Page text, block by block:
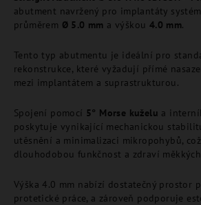
abutment navržený pro implantáty
průměrem Ø 5.0 mm a výškou 4.0 mm.
Tento typ abutmentu je ideální pro
rekonstrukce, které vyžadují přímé
mezi implantátem a suprastrukturou.
Spojení pomocí 5° Morse kuželu a
poskytuje vynikající mechanickou
utěsnění a minimalizaci mikropohybů,
dlouhodobou funkčnost a zdraví
Výška 4.0 mm nabízí dostatečný prostor
protetické práce, a zároveň podporuje